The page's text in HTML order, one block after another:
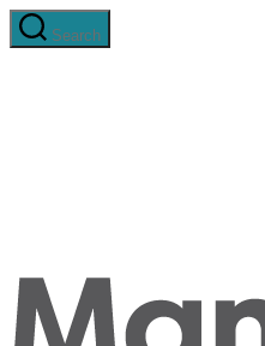
Aller
au
Search